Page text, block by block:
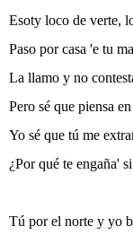
Esoty loco de verte,
Paso por casa 'e tu
La llamo y no
Pero sé que piensa
Yo sé que tú me
¿Por qué te engaña'
Tú por el norte y yo